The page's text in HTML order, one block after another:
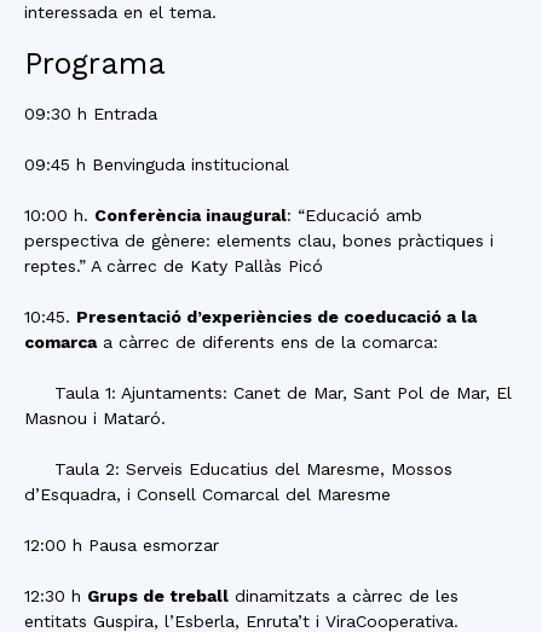
interessada en el tema.
Programa
09:30 h Entrada
09:45 h Benvinguda institucional
10:00 h. Conferència inaugural: “Educació amb
perspectiva de gènere: elements clau, bones pràctiques i
reptes.” A càrrec de Katy Pallàs Picó
10:45. Presentació d’experiències de coeducació a la
comarcaa càrrec de diferents ens de la comarca:
Taula 1: Ajuntaments: Canet de Mar, Sant Pol de Mar, El
Masnou i Mataró.
Taula 2: Serveis Educatius del Maresme, Mossos
d’Esquadra, i Consell Comarcal del Maresme
12:00 h Pausa esmorzar
12:30 h Grups de treball dinamitzats a càrrec de les
entitats Guspira, l’Esberla, Enruta’t i ViraCooperativa.